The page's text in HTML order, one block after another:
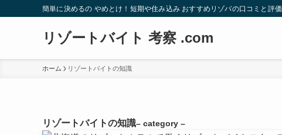
簡単に決めるの やめとけ！短期や住み込み おすすめリゾバの口コミと評価
リゾートバイト 考察 .com
ホーム リゾートバイトの知識
リゾートバイトの知識– category –